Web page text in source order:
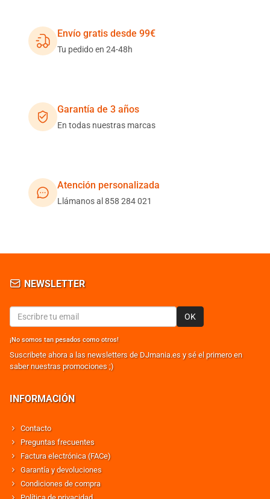
Envío gratis desde 99€
Tu pedido en 24-48h
Garantía de 3 años
En todas nuestras marcas
Atención personalizada
Llámanos al 858 284 021
NEWSLETTER
OK
¡No somos tan pesados como otros!
Suscribete ahora a las newsletters de DJmania.es y sé el primero en
saber nuestras promociones ;)
INFORMACIÓN
Contacto
Preguntas frecuentes
Factura electrónica (FACe)
Garantía y devoluciones
Condiciones de compra